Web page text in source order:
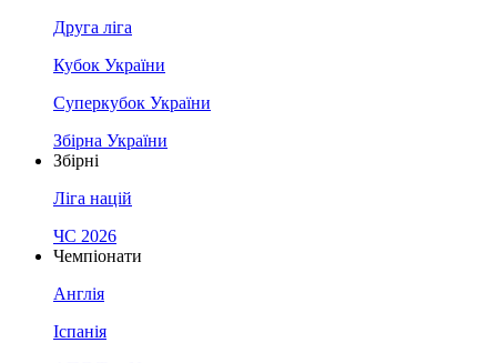
Друга ліга
Кубок України
Суперкубок України
Збірна України
Збірні
Ліга націй
ЧС 2026
Чемпіонати
Англія
Іспанія